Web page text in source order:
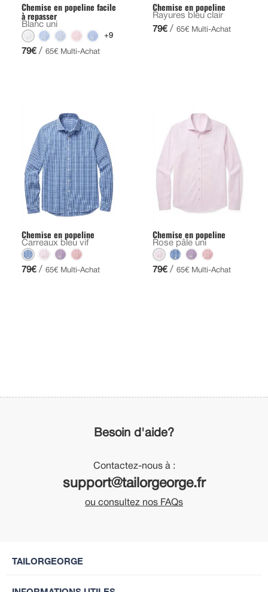
Chemise en popeline facile
à repasser
Blanc uni
+9
79€ / 65€ Multi-Achat
Chemise en popeline
Rayures bleu clair
79€ / 65€ Multi-Achat
Chemise en popeline
Carreaux bleu vif
79€ / 65€ Multi-Achat
Chemise en popeline
Rose pâle uni
79€ / 65€ Multi-Achat
Besoin d'aide?
Contactez-nous à :
support@tailorgeorge.fr
ou consultez nos FAQs
TAILORGEORGE